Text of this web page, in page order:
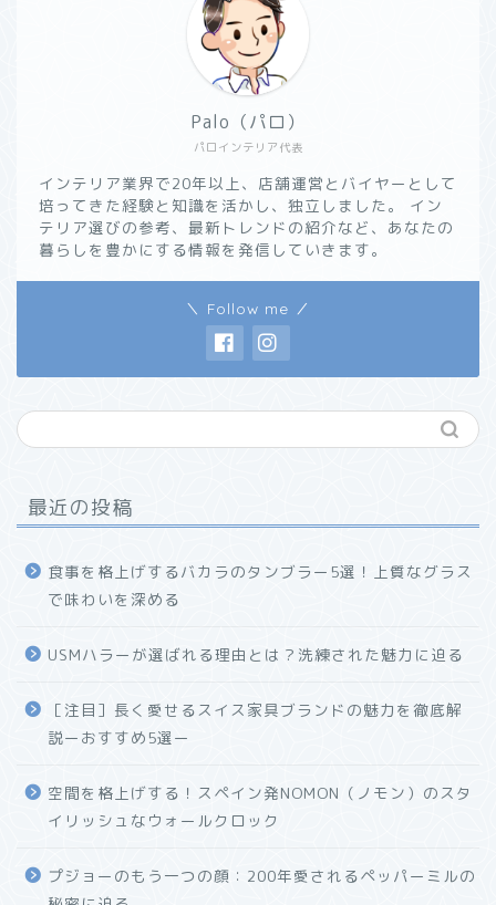
パロインテリア代表
Palo（パロ）
インテリア業界で20年以上、店舗運営とバイヤーとして
培ってきた経験と知識を活かし、独立しました。 イン
テリア選びの参考、最新トレンドの紹介など、あなたの
暮らしを豊かにする情報を発信していきます。
＼ Follow me ／
最近の投稿
食事を格上げするバカラのタンブラー5選！上質なグラス
で味わいを深める
USMハラーが選ばれる理由とは？洗練された魅力に迫る
［注目］長く愛せるスイス家具ブランドの魅力を徹底解
説ーおすすめ5選ー
空間を格上げする！スペイン発NOMON（ノモン）のスタ
イリッシュなウォールクロック
プジョーのもう一つの顔：200年愛されるペッパーミルの